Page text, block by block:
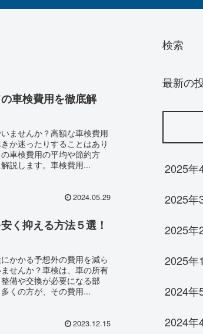
車検費用を徹底解
ませんか？高額な車検費用
か迷ったりすることはあり
車検費用の平均や節約方
説します。車検費用...
2024.05.29
く抑える方法５選！
かかる予想外の費用を減ら
せんか？車検は、車の所有
備や交換が必要になる部
くの方が、その費用...
2023.12.15
検索
最新の
2025年
2025年
2025年
2025年
2024年
2024年